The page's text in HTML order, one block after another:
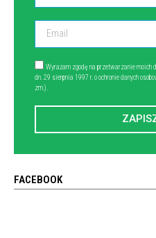
Wyrażam zgodę na przetwarzanie moich
dn. 29 sierpnia 1997 r. o ochronie danych
zm.).
FACEBOOK